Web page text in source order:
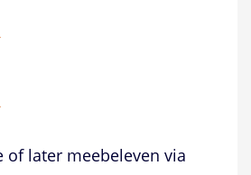
of later meebeleven via